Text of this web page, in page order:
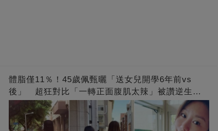
體脂僅11％！45歲佩甄曬「送女兒開學6年前vs
後」 超狂對比「一轉正面腹肌太辣」被讚逆生
長：媽媽變姊姊❤